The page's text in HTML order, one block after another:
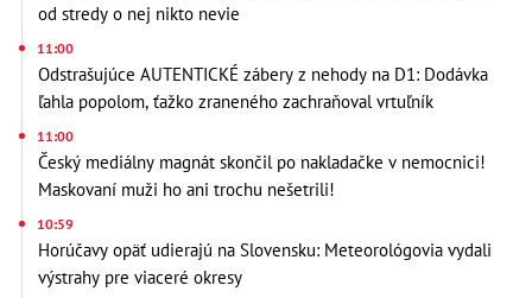
od stredy o nej nikto nevie
11:00
Odstrašujúce AUTENTICKÉ zábery z nehody na D1: Dodávka
ľahla popolom, ťažko zraneného zachraňoval vrtuľník
11:00
Český mediálny magnát skončil po nakladačke v nemocnici!
Maskovaní muži ho ani trochu nešetrili!
10:59
Horúčavy opäť udierajú na Slovensku: Meteorológovia vydali
výstrahy pre viaceré okresy